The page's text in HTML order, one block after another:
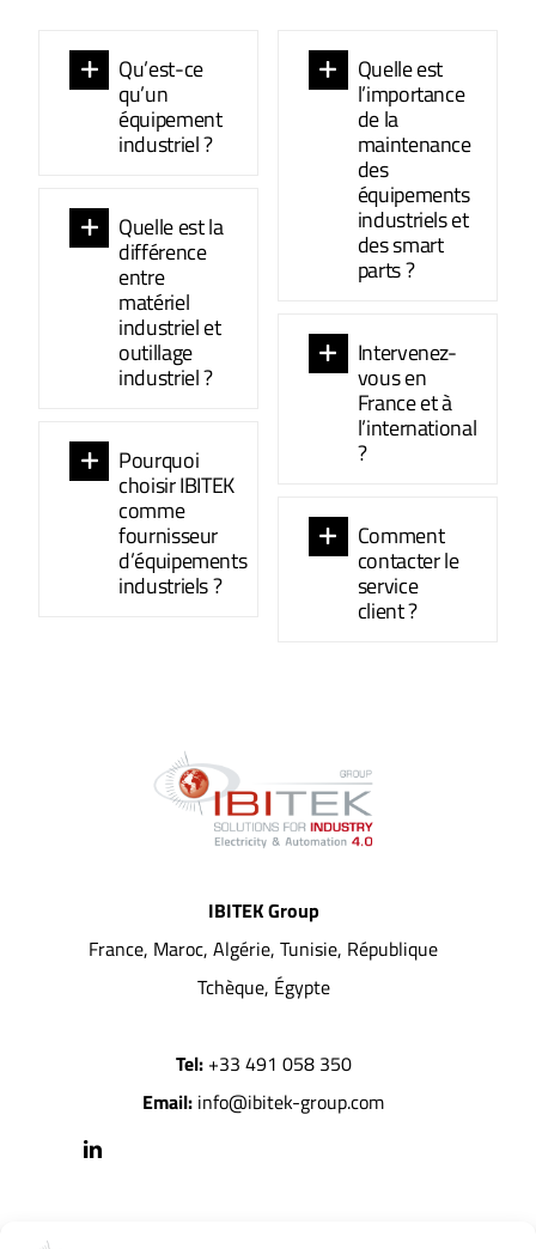
Qu’est-ce
qu’un
équipement
industriel ?
Quelle est la
différence
entre
matériel
industriel et
outillage
industriel ?
Pourquoi
choisir IBITEK
comme
fournisseur
d’équipements
industriels ?
Quelle est
l’importance
de la
maintenance
des
équipements
industriels et
des smart
parts ?
Intervenez-
vous en
France et à
l’international
?
Comment
contacter le
service
client ?
IBITEK Group
France, Maroc, Algérie, Tunisie, République
Tchèque, Égypte
Tel:+33 491 058 350
Email: info@ibitek-group.com